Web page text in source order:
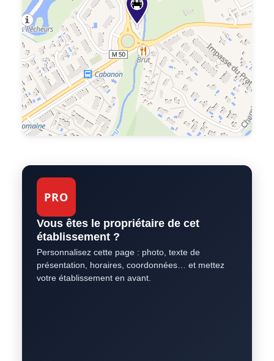
PRO
Vous êtes le propriétaire de cet
établissement ?
Personnalisez cette page : photo, texte de
présentation, horaires, coordonnées… et mettez
votre établissement en avant.